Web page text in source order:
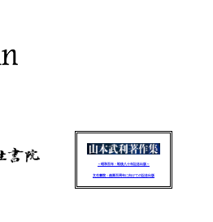
～昭和百年・戦後八十年記念出版～
文生書院：創業百周年に向けての記念出版